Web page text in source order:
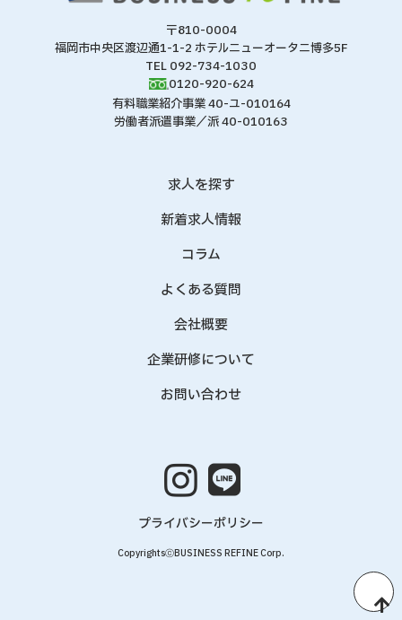
〒810-0004
福岡市中央区渡辺通1-1-2 ホテルニューオータニ博多5F
TEL 092-734-1030
0120-920-624
有料職業紹介事業 40-ユ-010164
労働者派遣事業／派 40-010163
求人を探す
新着求人情報
コラム
よくある質問
会社概要
企業研修について
お問い合わせ
プライバシーポリシー
CopyrightsⓒBUSINESS REFINE Corp.